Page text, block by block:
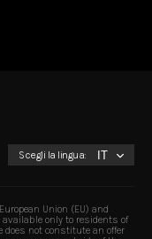
Scegli la lingua:
Union (EU) and
available only to residents of
not constitute an offer